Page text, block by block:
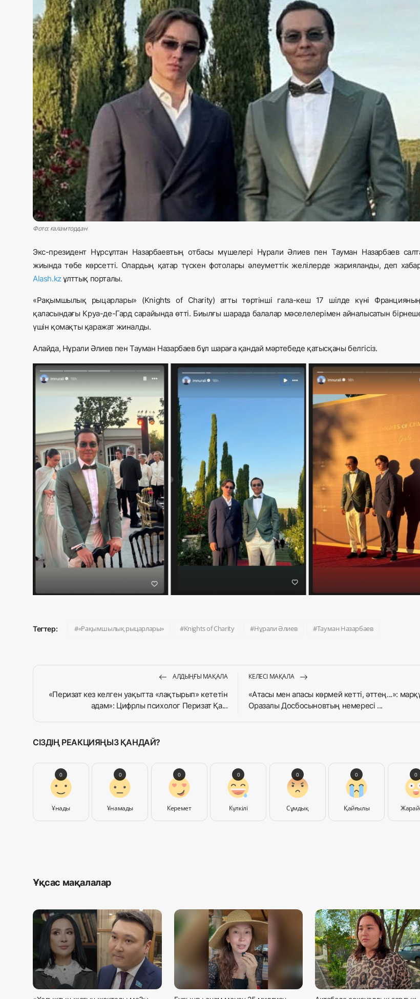
Жаңалықтар
Журналистік зерттеу
Қазақ тілі
Фото: ғаламтордан
Экс-президент Нұрсұлтан Назарбаевтың отбасы мүшелері Нұрали Әлиев пен Тауман Назарбаев
жиында төбе көрсетті. Олардың қатар түскен фотолары әлеуметтік желілерде жарияланды, деп
Alash.kzұлттық порталы.
«Рақымшылық рыцарлары» (Knights of Charity) атты төртінші гала-кеш 17 шілде күні
қаласындағы Круа-де-Гард сарайында өтті. Биылғы шарада балалар мәселелерімен айналысатын
үшін қомақты қаражат жиналды.
Алайда, Нұрали Әлиев пен Тауман Назарбаев бұл шараға қандай мәртебеде қатысқаны белгісіз.
Тегтер: «Рақымшылық рыцарлары» Knights of Charity Нұрали Әлиев Тауман Назарбаев
АЛДЫҢҒЫ МАҚАЛА
«Перизат кез келген уақытта «лақтырып» кететін
адам»: Цифрлы психолог Перизат Қа...
КЕЛЕСІ МАҚАЛА
«Атасы мен апасы көрмей кетті, әттең...»:
Оразалы Досбосыновтың немересі ...
СІЗДІҢ РЕАКЦИЯҢЫЗ ҚАНДАЙ?
Ұнады
0
Ұнамады
0
Керемет
0
Күлкілі
0
Сұмдық
0
Қайғылы
0 0
Ұқсас мақалалар